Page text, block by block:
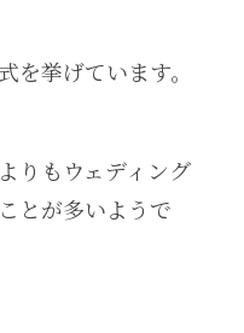
を挙げています。
りもウェディング
とが多いようで